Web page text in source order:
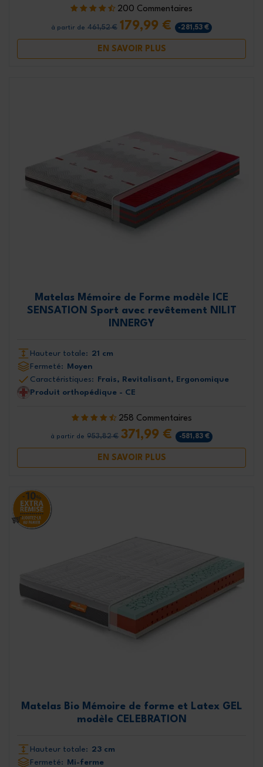
200 Commentaires
à partir de 461,52 € 179,99 € -281,53 €
EN SAVOIR PLUS
Matelas Mémoire de Forme modèle ICE
SENSATION Sport avec revêtement NILIT
INNERGY
Hauteur totale: 21 cm
Fermeté: Moyen
Caractéristiques: Frais, Revitalisant, Ergonomique
Produit orthopédique - CE
258 Commentaires
à partir de 953,82 € 371,99 € -581,83 €
EN SAVOIR PLUS
Matelas Bio Mémoire de forme et Latex GEL
modèle CELEBRATION
Hauteur totale: 23 cm
Fermeté:
Mi-ferme